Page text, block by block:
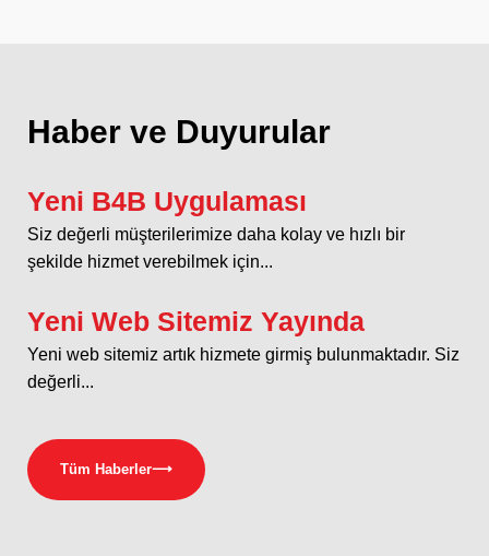
Haber ve Duyurular
Yeni B4B Uygulaması
Siz değerli müşterilerimize daha kolay ve hızlı bir
şekilde hizmet verebilmek için...
Yeni Web Sitemiz Yayında
Yeni web sitemiz artık hizmete girmiş bulunmaktadır. Siz
değerli...
Tüm Haberler⟶